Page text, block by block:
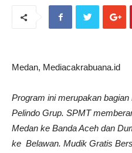
Medan, Mediacakrabuana.id
Program ini merupakan
Pelindo Grup. SPMT
Medan ke Banda Aceh dan
ke Belawan. Mudik Gratis